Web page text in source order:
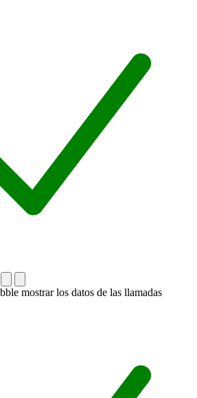
mostrar los datos de las llamadas